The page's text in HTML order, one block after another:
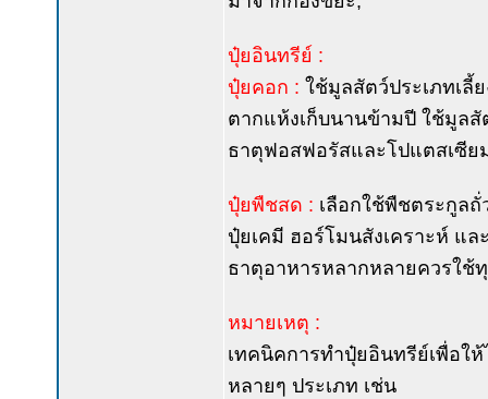
ปุ๋ยอินทรีย์ :
ปุ๋ยคอก : ใช้มูลสัตว์ประเภทเลี้
ตากแห้งเก็บนานข้ามปี ใช้มูล
ธาตุฟอสฟอรัสและโปแตสเซี
ปุ๋ยพืชสด : เลือกใช้พืชตระกูลถั่
ปุ๋ยเคมี ฮอร์โมนสังเคราะห์ แ
ธาตุอาหารหลากหลายควรใช้
หมายเหตุ :
เทคนิคการทำปุ๋ยอินทรีย์เพื่อใ
หลายๆ ประเภท เช่น